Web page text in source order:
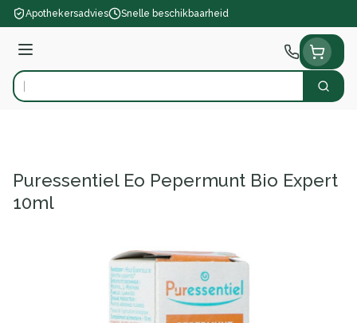
Ga naar de inhoud
Apothekersadvies Snelle beschikbaarheid
Menu
Product, merk, categorie... Zoek
Puressentiel Eo Pepermunt Bio Expert
10ml